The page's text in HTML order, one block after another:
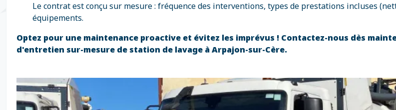
Le contrat est conçu sur mesure : fréquence des interventions, types de prestations incluses
équipements.
Optez pour une maintenance proactive et évitez les imprévus ! Contactez-nous dès
d'entretien sur-mesure de station de lavage à Arpajon-sur-Cère.